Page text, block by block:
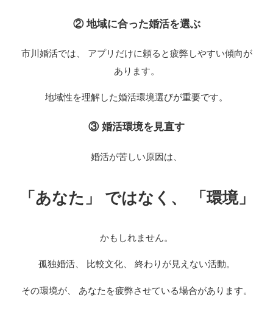
② 地域に合った婚活を選ぶ
市川婚活では、 アプリだけに頼ると疲弊しやすい傾向が
あります。
地域性を理解した婚活環境選びが重要です。
③ 婚活環境を見直す
婚活が苦しい原因は、
「あなた」 ではなく、 「環境」
かもしれません。
孤独婚活、 比較文化、 終わりが見えない活動。
その環境が、 あなたを疲弊させている場合があります。